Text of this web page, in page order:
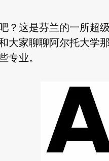
？这是芬兰的一所超
大家聊聊阿尔托大学
专业。